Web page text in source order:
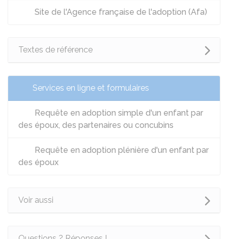
Site de l'Agence française de l'adoption (Afa)
Textes de référence
Services en ligne et formulaires
Requête en adoption simple d'un enfant par
des époux, des partenaires ou concubins
Requête en adoption plénière d'un enfant par
des époux
Voir aussi